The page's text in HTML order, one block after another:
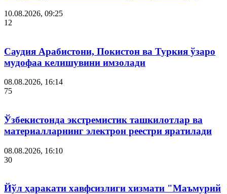
10.08.2026, 09:25
12
Саудия Арабистони, Покистон ва Туркия ўзаро
мудофаа келишувини имзолади
08.08.2026, 16:14
75
Ўзбекистонда экстремистик ташкилотлар ва
материалларнинг электрон реестри яратилади
08.08.2026, 16:10
30
Йўл ҳаракати хавфсизлиги хизмати "Маъмурий